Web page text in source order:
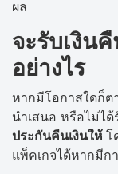
ผล
จะรับเงิน
อย่างไร
หากมีโอกาสใดก็
นำเสนอ หรือไม่ไ
ประกันคืนเงินให้ โ
แพ็คเกจได้หากมีก